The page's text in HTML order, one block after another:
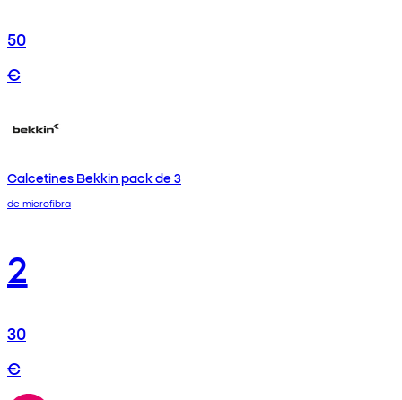
50
€
Calcetines Bekkin pack de 3
de microfibra
2
30
€